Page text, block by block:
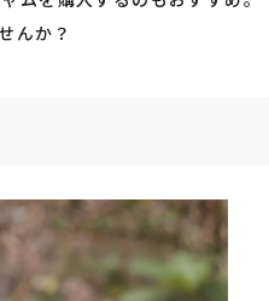
んか？